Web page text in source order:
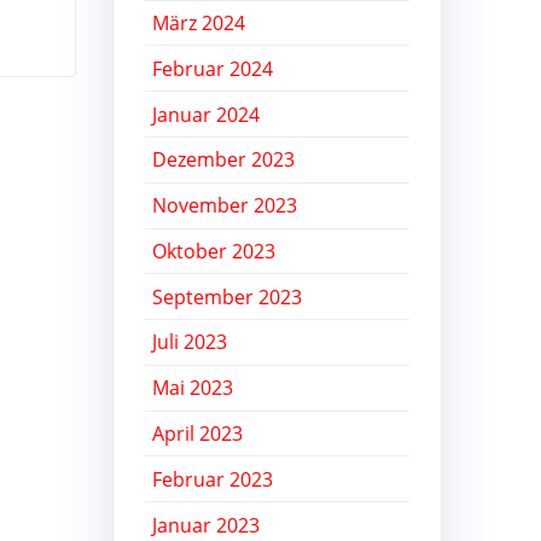
März 2024
Februar 2024
Januar 2024
Dezember 2023
November 2023
Oktober 2023
September 2023
Juli 2023
Mai 2023
April 2023
Februar 2023
Januar 2023